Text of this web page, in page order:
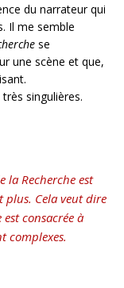
du narrateur qui
Il me semble
se
une scène et que,
singulières.
la Recherche est
plus. Cela veut dire
consacrée à
complexes.